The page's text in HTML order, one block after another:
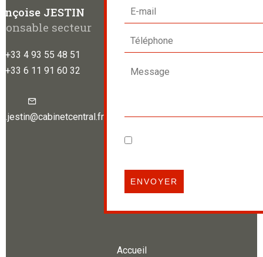
JESTIN
secteur
+33 4 93 55 48 51
+33 6 11 91 60 32
ENVOYER
Accueil